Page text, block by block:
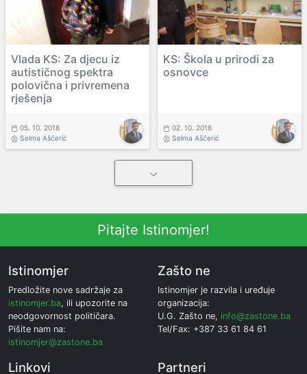
Vlada KS: Za djecu iz
autističnog spektra
polovična i privremena
rješenja
05. 10. 2018
Selma Ašćerić
KS: Škola u prirodi za
osnovce
02. 10. 2018
Selma Ašćerić
Pitajte Istinomjer!
Istinomjer
Predložite nove sadržaje za
istinomjer.ba, ili upozorite na
neodgovornost političara.
Pišite nam na:
istinomjer@zastone.ba
Zašto ne
Istinomjer je razvila i uređuje
organizacija:
U.G. Zašto ne, info@zastone.ba
Tel/Fax: +387 33 61 84 61
Linkovi Partneri